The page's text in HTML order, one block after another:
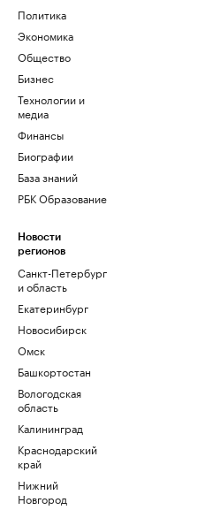
Политика
Экономика
Общество
Бизнес
Технологии и
медиа
Финансы
Биографии
База знаний
РБК Образование
Новости
регионов
Санкт-Петербург
и область
Екатеринбург
Новосибирск
Омск
Башкортостан
Вологодская
область
Калининград
Краснодарский
край
Нижний
Новгород